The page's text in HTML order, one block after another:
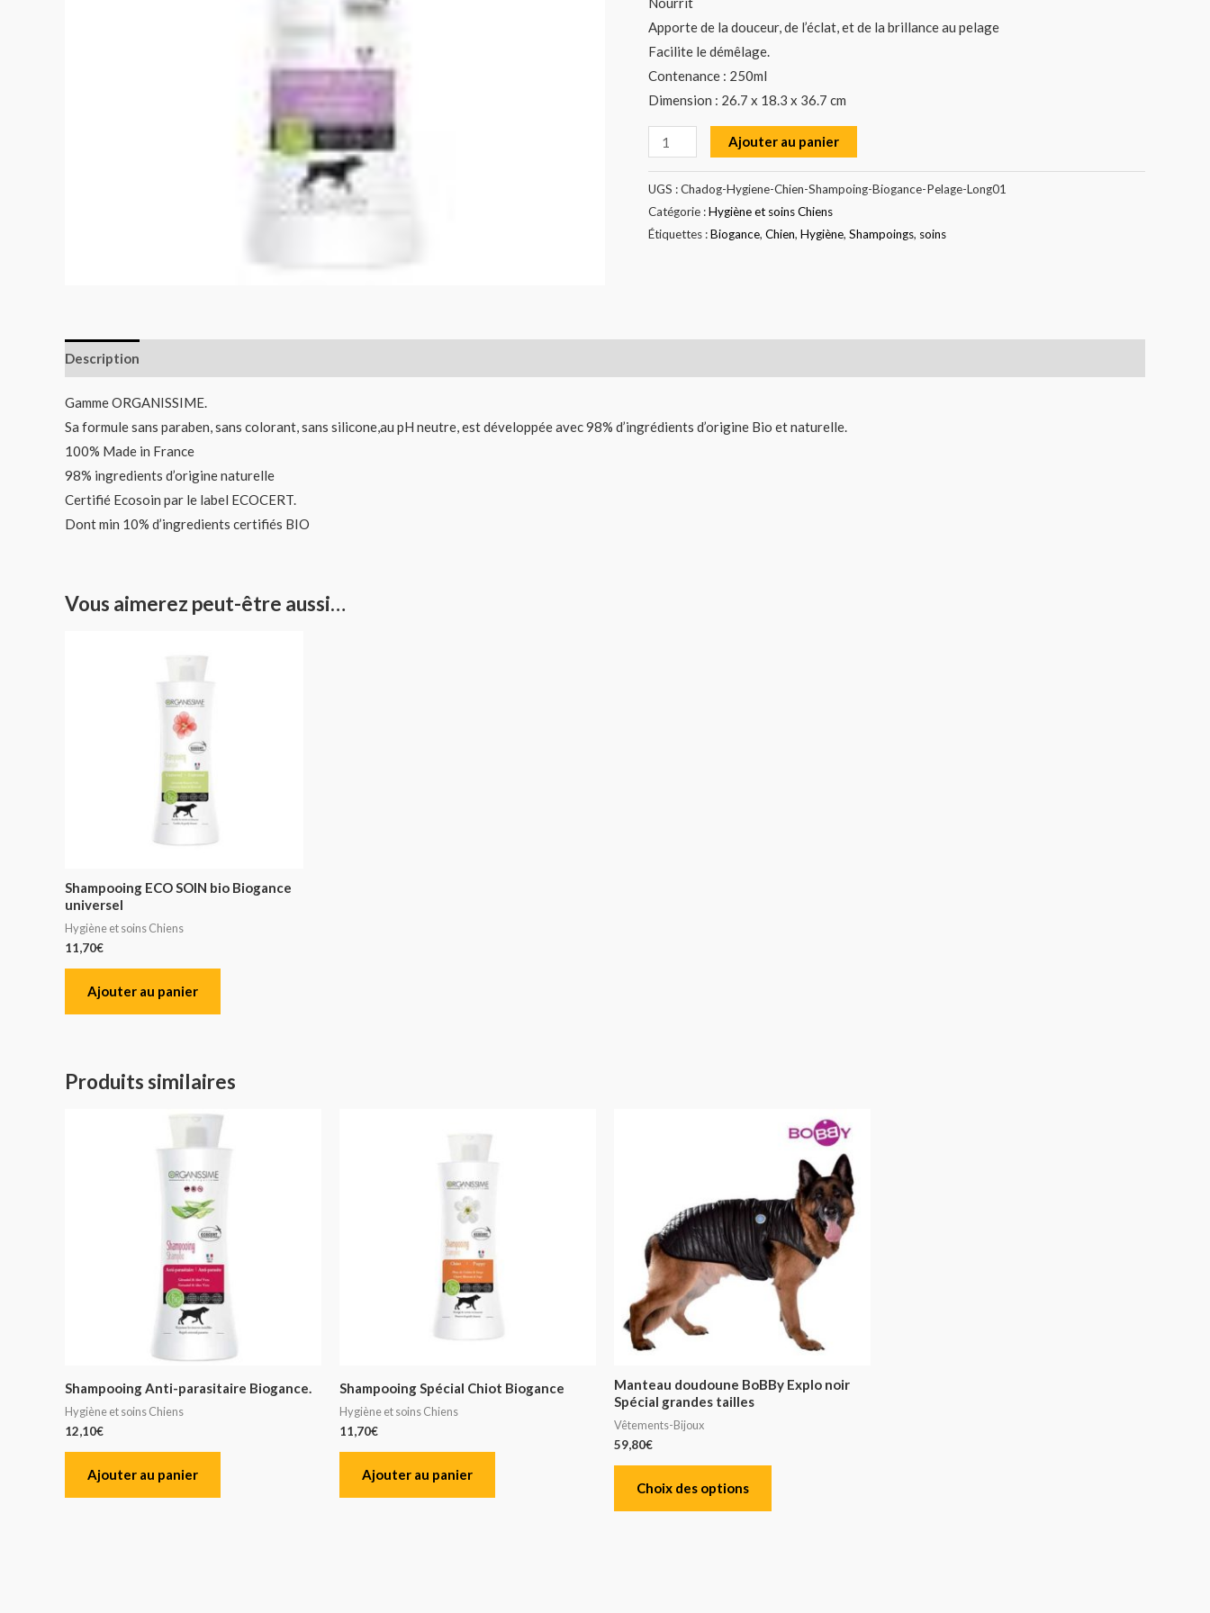
Apporte de la douceur, de l’éclat, et de la brillance au pelage
Facilite le démêlage.
Contenance : 250ml
Dimension : 26.7 x 18.3 x 36.7 cm
Ajouter au panier
UGS :Chadog-Hygiene-Chien-Shampoing-Biogance-Pelage-Long01
Catégorie :Hygiène et soins Chiens
Étiquettes :Biogance, Chien, Hygiène, Shampoings, soins
Description
Gamme ORGANISSIME.
Sa formule sans paraben, sans colorant, sans silicone,au pH neutre, est développée avec 98% d’ingrédients d’origine Bio et naturelle.
100% Made in France
98% ingredients d’origine naturelle
Certifié Ecosoin par le label ECOCERT.
Dont min 10% d’ingredients certifiés BIO
Vous aimerez peut-être aussi…
Shampooing ECO SOIN bio Biogance
universel
Hygiène et soins Chiens
11,70€
Ajouter au panier
Produits similaires
Shampooing Anti-parasitaire Biogance.
Hygiène et soins Chiens
12,10€
Ajouter au panier
Shampooing Spécial Chiot Biogance
Hygiène et soins Chiens
11,70€
Ajouter au panier
Manteau doudoune BoBBy Explo noir
Spécial grandes tailles
Vêtements-Bijoux
59,80€
Choix des options